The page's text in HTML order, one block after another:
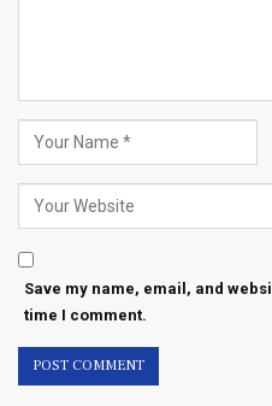
Save my name, email, and
time I comment.